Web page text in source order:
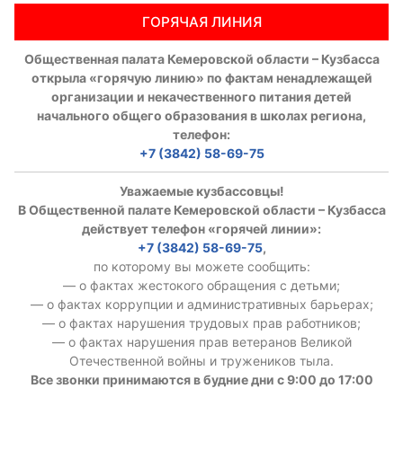
Доходы руководителя за 2024 г.
ГОРЯЧАЯ ЛИНИЯ
Общественная палата Кемеровской области – Кузбасса
открыла «горячую линию» по фактам ненадлежащей
организации и некачественного питания детей
начального общего образования в школах региона,
телефон:
+7 (3842) 58-69-75
Уважаемые кузбассовцы!
В Общественной палате Кемеровской области – Кузбасса
действует телефон «горячей линии»:
+7 (3842) 58-69-75,
по которому вы можете сообщить:
— о фактах жестокого обращения с детьми;
— о фактах коррупции и административных барьерах;
— о фактах нарушения трудовых прав работников;
— о фактах нарушения прав ветеранов Великой
Отечественной войны и тружеников тыла.
Все звонки принимаются в будние дни с 9:00 до 17:00